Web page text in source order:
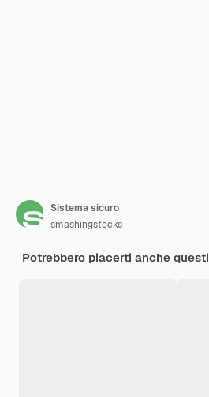
Sistema sicuro
smashingstocks
Potrebbero piacerti anche